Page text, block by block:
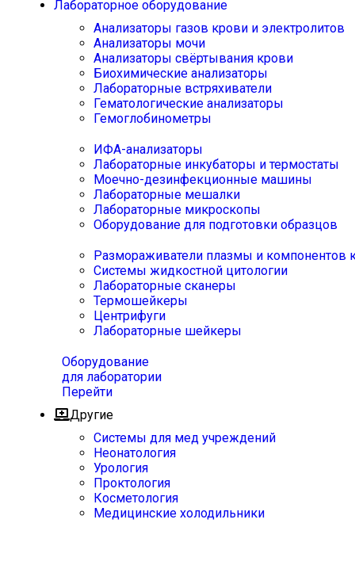
Лабораторное оборудование
Анализаторы газов крови и электролитов
Анализаторы мочи
Анализаторы свёртывания крови
Биохимические анализаторы
Лабораторные встряхиватели
Гематологические анализаторы
Гемоглобинометры
ИФА-анализаторы
Лабораторные инкубаторы и термостаты
Моечно-дезинфекционные машины
Лабораторные мешалки
Лабораторные микроскопы
Оборудование для подготовки образцов
Размораживатели плазмы и компонентов
Системы жидкостной цитологии
Лабораторные сканеры
Термошейкеры
Центрифуги
Лабораторные шейкеры
Оборудование
для лаборатории
Перейти
Другие
Системы для мед учреждений
Неонатология
Урология
Проктология
Косметология
Медицинские холодильники